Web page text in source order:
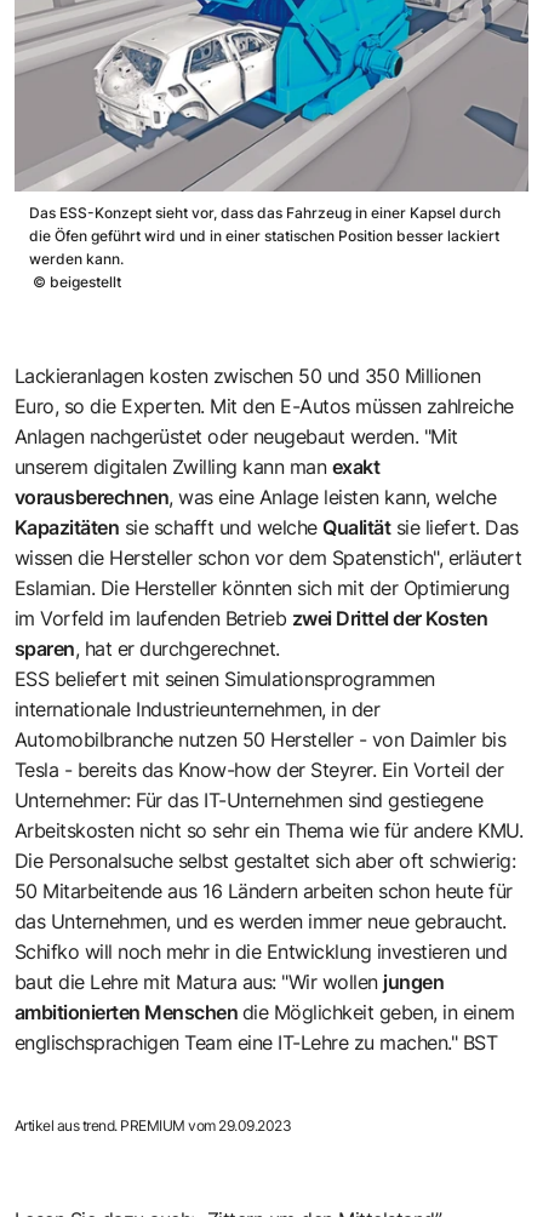
Das ESS-Konzept sieht vor, dass das Fahrzeug in einer Kapsel durch
die Öfen geführt wird und in einer statischen Position besser lackiert
werden kann.
© beigestellt
Lackieranlagen kosten zwischen 50 und 350 Millionen
Euro, so die Experten. Mit den E-Autos müssen zahlreiche
Anlagen nachgerüstet oder neugebaut werden. "Mit
unserem digitalen Zwilling kann man exakt
vorausberechnen, was eine Anlage leisten kann, welche
Kapazitäten sie schafft und welcheQualitätsie liefert. Das
wissen die Hersteller schon vor dem Spatenstich", erläutert
Eslamian. Die Hersteller könnten sich mit der Optimierung
im Vorfeld im laufenden Betrieb zwei Drittel der Kosten
sparen, hat er durchgerechnet.
ESS beliefert mit seinen Simulationsprogrammen
internationale Industrieunternehmen, in der
Automobilbranche nutzen 50 Hersteller - von Daimler bis
Tesla - bereits das Know-how der Steyrer. Ein Vorteil der
Unternehmer: Für das IT-Unternehmen sind gestiegene
Arbeitskosten nicht so sehr ein Thema wie für andere KMU.
Die Personalsuche selbst gestaltet sich aber oft schwierig:
50 Mitarbeitende aus 16 Ländern arbeiten schon heute für
das Unternehmen, und es werden immer neue gebraucht.
Schifko will noch mehr in die Entwicklung investieren und
baut die Lehre mit Matura aus: "Wir wollen jungen
ambitionierten Menschen die Möglichkeit geben, in einem
englischsprachigen Team eine IT-Lehre zu machen." BST
Artikel aus trend. PREMIUM vom 29.09.2023